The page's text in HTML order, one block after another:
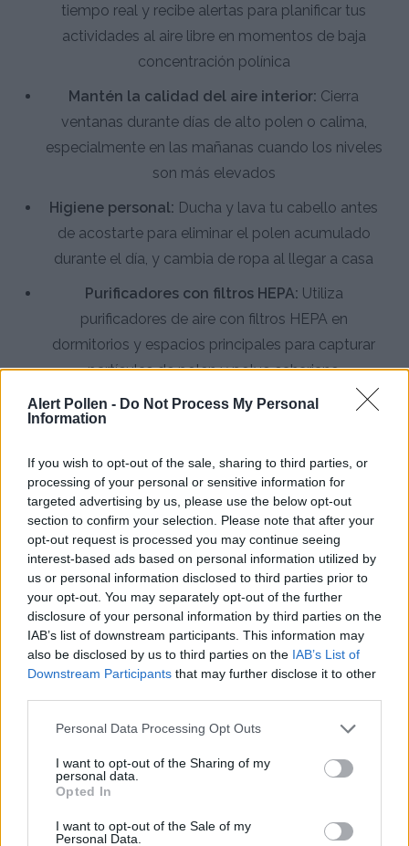
Alert Pollen - Do Not Process My Personal
Information
If you wish to opt-out of the sale, sharing to third parties, or
processing of your personal or sensitive information for
targeted advertising by us, please use the below opt-out
section to confirm your selection. Please note that after your
opt-out request is processed you may continue seeing
interest-based ads based on personal information utilized by
us or personal information disclosed to third parties prior to
your opt-out. You may separately opt-out of the further
disclosure of your personal information by third parties on the
IAB’s list of downstream participants. This information may
also be disclosed by us to third parties on the IAB’s List of
Downstream Participants that may further disclose it to other
Personal Data Processing Opt Outs
I want to opt-out of the Sharing of my
personal data.
Opted In
I want to opt-out of the Sale of my
Personal Data.
tiempo real y recibe alertas para planificar tus
actividades al aire libre en momentos de baja
concentración polínica
Mantén la calidad del aire interior: Cierra
ventanas durante días de alto polen o calima,
especialmente en las mañanas cuando los niveles
son más elevados
Higiene personal: Ducha y lava tu cabello antes
de acostarte para eliminar el polen acumulado
durante el día, y cambia de ropa al llegar a casa
Purificadores con filtros HEPA: Utiliza
purificadores de aire con filtros HEPA en
dormitorios y espacios principales para capturar
partículas de polen y polvo sahariano
Consulta a un alergólogo:Dada la alta
alérgica en adultos), busca evaluación profesional
para tratamientos personalizados
Funcionalidades de Alerta Polen
para Mejorar tu Gestión Alérgica
Alerta Polen ofrece herramientas avanzadas